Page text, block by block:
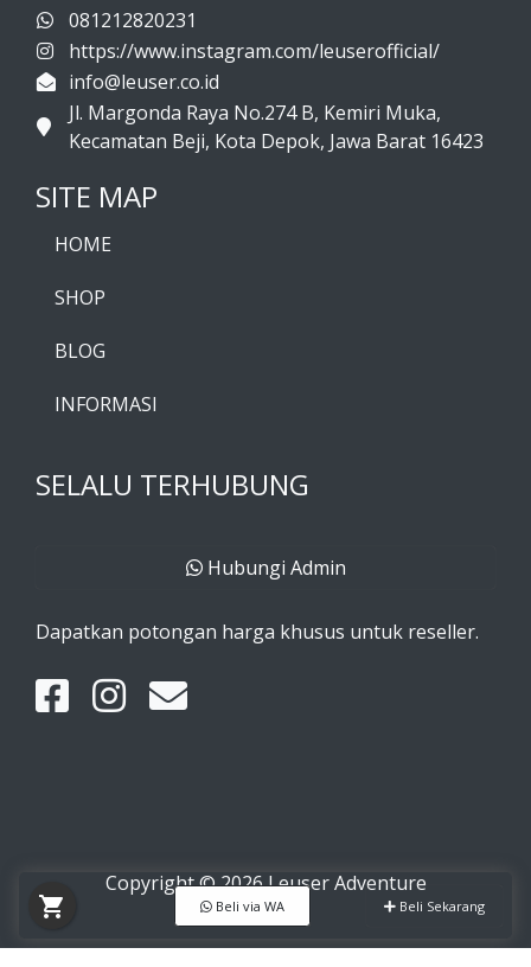
shopping_cart Beli via WA Beli Sekarang
081212820231
https://www.instagram.com/leuserofficial/
info@leuser.co.id
Jl. Margonda Raya No.274 B, Kemiri Muka,
Kecamatan Beji, Kota Depok, Jawa Barat 16423
SITE MAP
HOME
SHOP
BLOG
INFORMASI
SELALU TERHUBUNG
Hubungi Admin
Dapatkan potongan harga khusus untuk reseller.
Copyright © 2026 Leuser Adventure